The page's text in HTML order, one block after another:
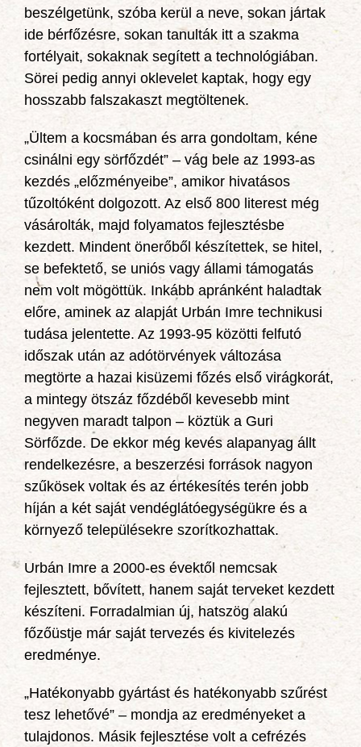
beszélgetünk, szóba kerül a neve, sokan jártak
ide bérfőzésre, sokan tanulták itt a szakma
fortélyait, sokaknak segített a technológiában.
Sörei pedig annyi oklevelet kaptak, hogy egy
hosszabb falszakaszt megtöltenek.
„Ültem a kocsmában és arra gondoltam, kéne
csinálni egy sörfőzdét” – vág bele az 1993-as
kezdés „előzményeibe”, amikor hivatásos
tűzoltóként dolgozott. Az első 800 literest még
vásárolták, majd folyamatos fejlesztésbe
kezdett. Mindent önerőből készítettek, se hitel,
se befektető, se uniós vagy állami támogatás
nem volt mögöttük. Inkább apránként haladtak
előre, aminek az alapját Urbán Imre technikusi
tudása jelentette. Az 1993-95 közötti felfutó
időszak után az adótörvények változása
megtörte a hazai kisüzemi főzés első virágkorát,
a mintegy ötszáz főzdéből kevesebb mint
negyven maradt talpon – köztük a Guri
Sörfőzde. De ekkor még kevés alapanyag állt
rendelkezésre, a beszerzési források nagyon
szűkösek voltak és az értékesítés terén jobb
híján a két saját vendéglátóegységükre és a
környező településekre szorítkozhattak.
Urbán Imre a 2000-es évektől nemcsak
fejlesztett, bővített, hanem saját terveket kezdett
készíteni. Forradalmian új, hatszög alakú
főzőüstje már saját tervezés és kivitelezés
eredménye.
„Hatékonyabb gyártást és hatékonyabb szűrést
tesz lehetővé” – mondja az eredményeket a
tulajdonos. Másik fejlesztése volt a cefrézés